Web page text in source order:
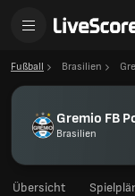
Fußball Brasilien
Gremio FB
Brasilien
Übersicht